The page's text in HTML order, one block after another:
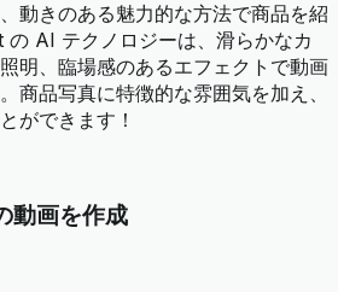
動きのある魅力的な方法で商品を紹
AI テクノロジーは、滑らかなカ
明、臨場感のあるエフェクトで動画
商品写真に特徴的な雰囲気を加え、
ができます！
動画を作成